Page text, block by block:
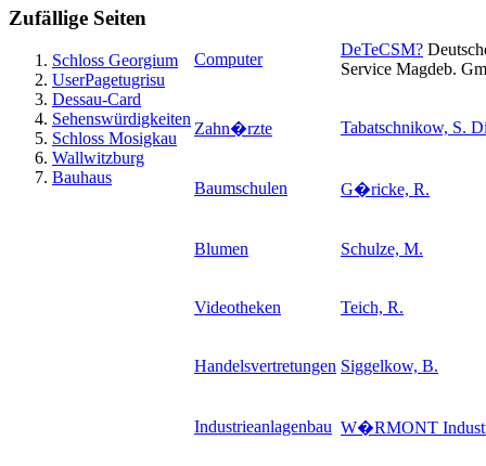
Zufällige Seiten
Schloss Georgium
UserPagetugrisu
Dessau-Card
Sehenswürdigkeiten
Schloss Mosigkau
Wallwitzburg
Bauhaus
Computer
DeTeCSM?
Service Magdeb.
Zahn�rzte Tabatschnikow, S.
Baumschulen G�ricke, R.
Blumen Schulze, M.
Videotheken Teich, R.
Handelsvertretungen Siggelkow, B.
Industrieanlagenbau W�RMONT